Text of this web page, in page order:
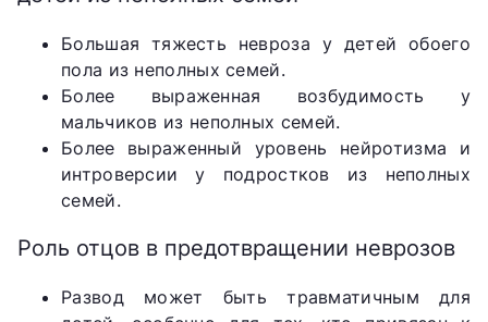
Большая тяжесть невроза у детей обоего
пола из неполных семей.
Более выраженная возбудимость у
мальчиков из неполных семей.
Более выраженный уровень нейротизма и
интроверсии у подростков из неполных
семей.
Роль отцов в предотвращении неврозов
Развод может быть травматичным для